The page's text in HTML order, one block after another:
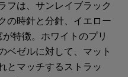
フは、サンレイブラック
の時針と分針、イエロー
特徴。ホワイトのプリ
ベゼルに対して、マット
とマッチするストラッ